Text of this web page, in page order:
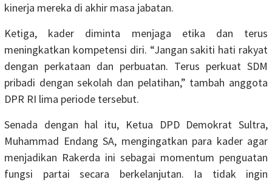
kinerja mereka di akhir masa jabatan.
Ketiga, kader diminta menjaga etika dan terus
meningkatkan kompetensi diri. “Jangan sakiti hati rakyat
dengan perkataan dan perbuatan. Terus perkuat SDM
pribadi dengan sekolah dan pelatihan,” tambah anggota
DPR RI lima periode tersebut.
Senada dengan hal itu, Ketua DPD Demokrat Sultra,
Muhammad Endang SA, mengingatkan para kader agar
menjadikan Rakerda ini sebagai momentum penguatan
fungsi partai secara berkelanjutan. Ia tidak ingin